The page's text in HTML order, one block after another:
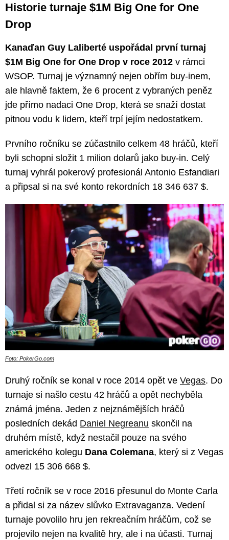
Historie turnaje $1M Big One for One
Drop
Kanaďan Guy Laliberté uspořádal první turnaj
$1M Big One for One Drop v roce 2012 v rámci
WSOP. Turnaj je významný nejen obřím buy-inem,
ale hlavně faktem, že 6 procent z vybraných peněz
jde přímo nadaci One Drop, která se snaží dostat
pitnou vodu k lidem, kteří trpí jejím nedostatkem.
Prvního ročníku se zúčastnilo celkem 48 hráčů, kteří
byli schopni složit 1 milion dolarů jako buy-in. Celý
turnaj vyhrál pokerový profesionál Antonio Esfandiari
a připsal si na své konto rekordních 18 346 637 $.
Foto: PokerGo.com
Druhý ročník se konal v roce 2014 opět ve Vegas. Do
turnaje si našlo cestu 42 hráčů a opět nechyběla
známá jména. Jeden z nejznámějších hráčů
posledních dekád Daniel Negreanu skončil na
druhém místě, když nestačil pouze na svého
amerického kolegu Dana Colemana, který si z Vegas
odvezl 15 306 668 $.
Třetí ročník se v roce 2016 přesunul do Monte Carla
a přidal si za název slůvko Extravaganza. Vedení
turnaje povolilo hru jen rekreačním hráčům, což se
projevilo nejen na kvalitě hry, ale i na účasti. Turnaj